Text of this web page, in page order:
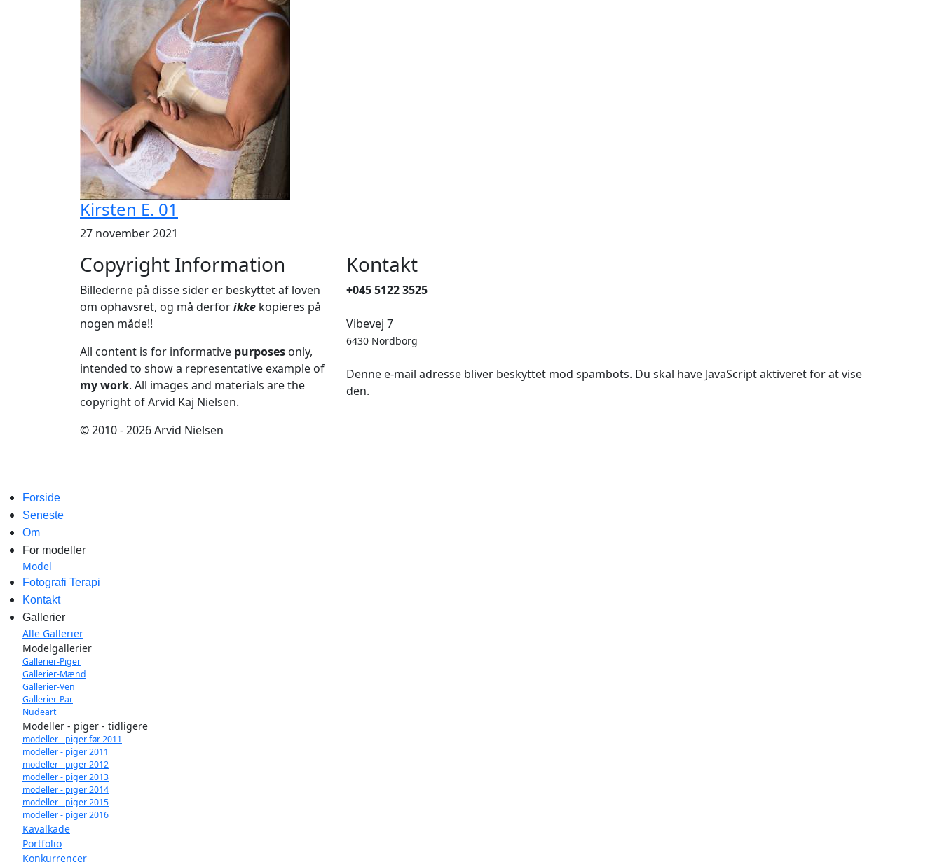
Kirsten E. 01
27 november 2021
Copyright Information
Billederne på disse sider er beskyttet af loven
om ophavsret, og må derforikke kopieres på
nogen måde!!
All content is for informative purposes only,
intended to show a representative example of
my work. All images and materials are the
copyright of Arvid Kaj Nielsen.
© 2010 - 2026 Arvid Nielsen
Kontakt
+045 5122 3525
Vibevej 7
6430 Nordborg
Denne e-mail adresse bliver beskyttet mod spambots. Du skal have JavaScript aktiveret for at vise
den.
Forside
Seneste
Om
For modeller
Model
Fotografi Terapi
Kontakt
Gallerier
Alle Gallerier
Modelgallerier
Gallerier-Piger
Gallerier-Mænd
Gallerier-Ven
Gallerier-Par
Nudeart
Modeller - piger - tidligere
modeller - piger før 2011
modeller - piger 2011
modeller - piger 2012
modeller - piger 2013
modeller - piger 2014
modeller - piger 2015
modeller - piger 2016
Kavalkade
Portfolio
Konkurrencer